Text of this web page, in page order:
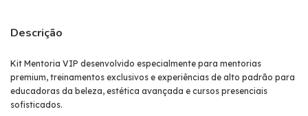
Descrição
Kit Mentoria VIP desenvolvido especialmente para mentorias
premium, treinamentos exclusivos e experiências de alto padrão para
educadoras da beleza, estética avançada e cursos presenciais
sofisticados.